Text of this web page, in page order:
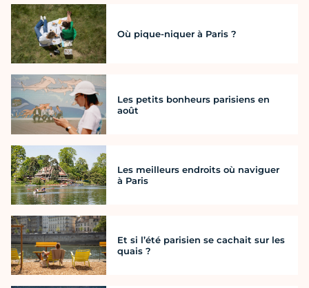
Où pique-niquer à Paris ?
Les petits bonheurs parisiens en
août
Les meilleurs endroits où naviguer
à Paris
Et si l’été parisien se cachait sur les
quais ?